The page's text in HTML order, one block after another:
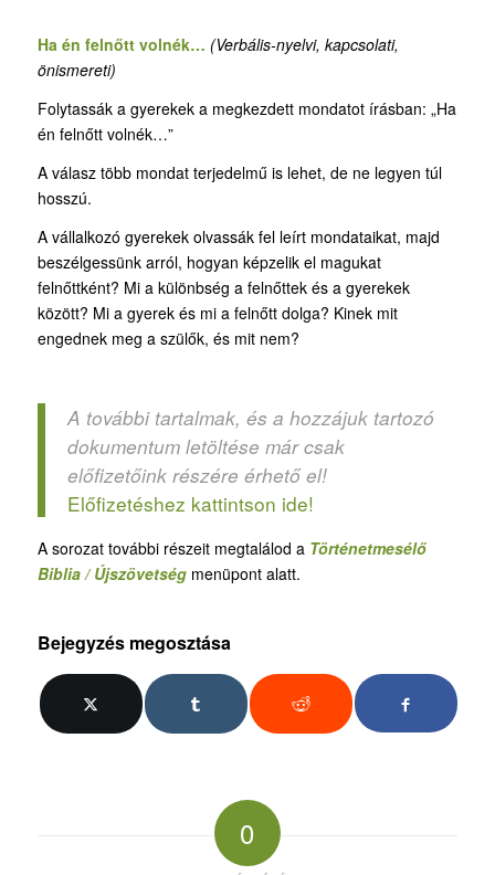
Ha én felnőtt volnék… (Verbális-nyelvi, kapcsolati,
önismereti)
Folytassák a gyerekek a megkezdett mondatot írásban: „Ha
én felnőtt volnék…”
A válasz több mondat terjedelmű is lehet, de ne legyen túl
hosszú.
A vállalkozó gyerekek olvassák fel leírt mondataikat, majd
beszélgessünk arról, hogyan képzelik el magukat
felnőttként? Mi a különbség a felnőttek és a gyerekek
között? Mi a gyerek és mi a felnőtt dolga? Kinek mit
engednek meg a szülők, és mit nem?
A további tartalmak, és a hozzájuk tartozó
dokumentum letöltése már csak
előfizetőink részére érhető el!
Előfizetéshez kattintson ide!
A sorozat további részeit megtalálod a Történetmesélő
Biblia / Újszövetségmenüpont alatt.
Bejegyzés megosztása
0